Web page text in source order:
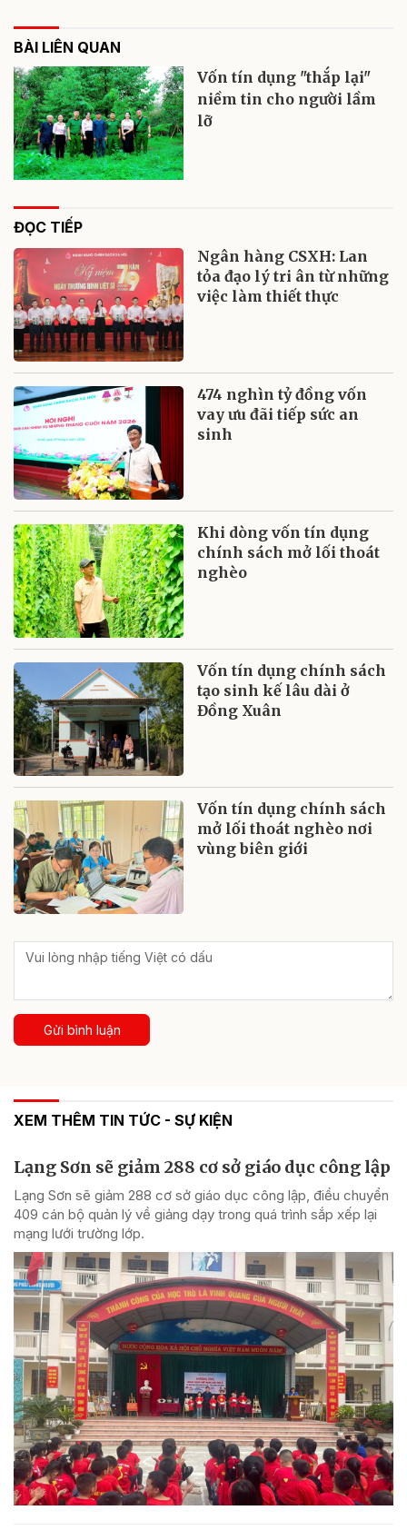
BÀI LIÊN QUAN
Vốn tín dụng "thắp lại"
niềm tin cho người lầm
lỡ
ĐỌC TIẾP
Ngân hàng CSXH: Lan
tỏa đạo lý tri ân từ những
việc làm thiết thực
474 nghìn tỷ đồng vốn
vay ưu đãi tiếp sức an
sinh
Khi dòng vốn tín dụng
chính sách mở lối thoát
nghèo
Vốn tín dụng chính sách
tạo sinh kế lâu dài ở
Đồng Xuân
Vốn tín dụng chính sách
mở lối thoát nghèo nơi
vùng biên giới
Gửi bình luận
XEM THÊM TIN TỨC - SỰ KIỆN
Lạng Sơn sẽ giảm 288 cơ sở giáo dục công lập
Lạng Sơn sẽ giảm 288 cơ sở giáo dục công lập, điều chuyển
409 cán bộ quản lý về giảng dạy trong quá trình sắp xếp lại
mạng lưới trường lớp.